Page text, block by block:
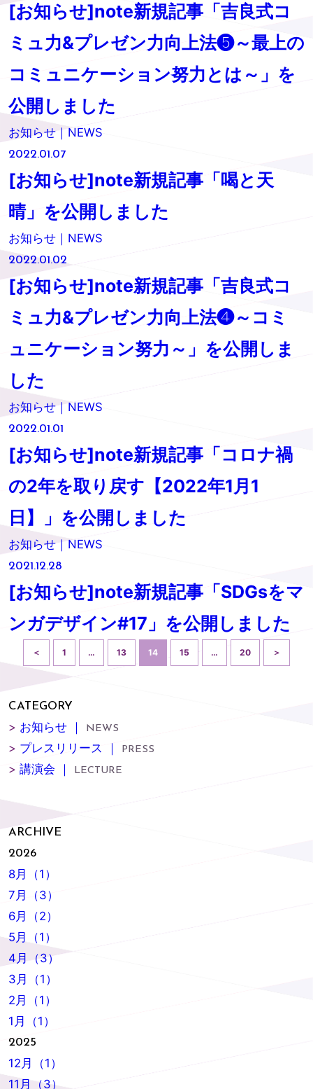
[お知らせ]note新規記事「吉良式コ
ミュ力&プレゼン力向上法❺～最上の
コミュニケーション努力とは～」を
公開しました
お知らせ｜NEWS
2022.01.07
[お知らせ]note新規記事「喝と天
晴」を公開しました
お知らせ｜NEWS
2022.01.02
[お知らせ]note新規記事「吉良式コ
ミュ力&プレゼン力向上法❹～コミ
ュニケーション努力～」を公開しま
した
お知らせ｜NEWS
2022.01.01
[お知らせ]note新規記事「コロナ禍
の2年を取り戻す【2022年1月1
日】」を公開しました
お知らせ｜NEWS
2021.12.28
[お知らせ]note新規記事「SDGsをマ
ンガデザイン#17」を公開しました
＜ 1 … 13 14 15 … 20 ＞
CATEGORY
> お知らせ ｜ NEWS
> プレスリリース ｜ PRESS
> 講演会 ｜ LECTURE
ARCHIVE
2026
8月（1）
7月（3）
6月（2）
5月（1）
4月（3）
3月（1）
2月（1）
1月（1）
2025
12月（1）
11月（3）